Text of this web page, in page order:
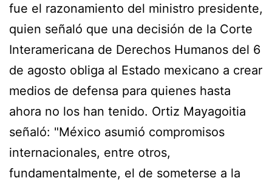
fue el razonamiento del ministro presidente,
quien señaló que una decisión de la Corte
Interamericana de Derechos Humanos del 6
de agosto obliga al Estado mexicano a crear
medios de defensa para quienes hasta
ahora no los han tenido. Ortiz Mayagoitia
señaló: "México asumió compromisos
internacionales, entre otros,
fundamentalmente, el de someterse a la